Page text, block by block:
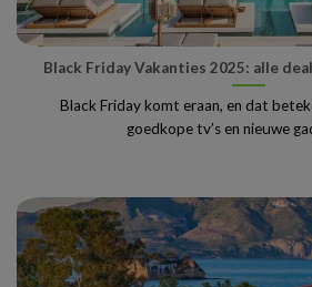
Black Friday Vakanties 2025: alle
Black Friday komt eraan, en dat
goedkope tv’s en nieuwe